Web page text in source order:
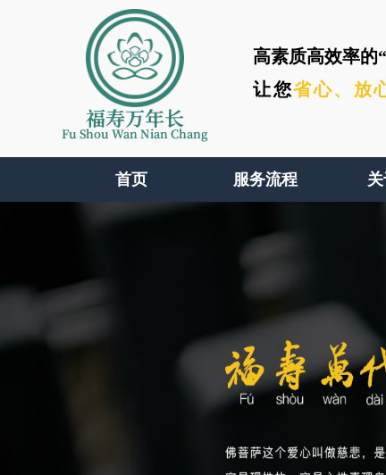
福寿万年长
Fu Shou Wan Nian Chang
高素质高效率的“
让您省心、 放
首页 服务流程